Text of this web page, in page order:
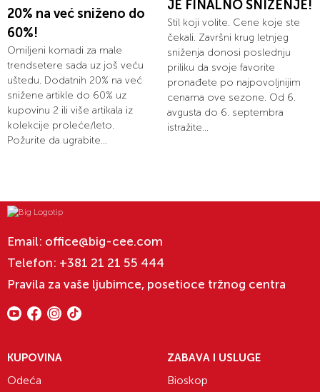
20% na već sniženo do
60%!
Omiljeni komadi za male
trendsetere sada uz još veću
uštedu. Dodatnih 20% na već
snižene artikle do 60% uz
kupovinu 2 ili više artikala iz
kolekcije proleće/leto.
Požurite da ugrabite...
JE FINALNO SNIŽENJE!
Stil koji volite. Cene koje ste
čekali. Završni krug letnjeg
sniženja donosi poslednju
priliku da svoje favorite
pronađete po najpovoljnijim
cenama ove sezone. Od 6.
avgusta do 6. septembra
istražite...
Email: office@big-cee.com
Telefon: +381 21 21 55 444
Pravila za vaše ljubimce, posetioce tržnog centra
KUPOVINA
Odeća
ZABAVA I USLUGE
Bioskop